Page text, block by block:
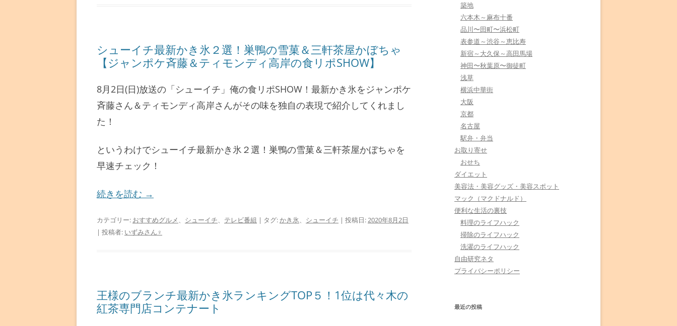
シューイチ最新かき氷２選！巣鴨の雪菓＆三軒茶屋かぼちゃ
【ジャンポケ斉藤＆ティモンディ高岸の食リポSHOW】
8月2日(日)放送の「シューイチ」俺の食リポSHOW！最新かき氷をジャンポケ
斉藤さん＆ティモンディ高岸さんがその味を独自の表現で紹介してくれまし
た！
というわけでシューイチ最新かき氷２選！巣鴨の雪菓＆三軒茶屋かぼちゃを
早速チェック！
続きを読む →
カテゴリー: おすすめグルメ、 シューイチ、 テレビ番組 | タグ:かき氷、 シューイチ | 投稿日:2020年8月2日
| 投稿者: いずみさん♀
王様のブランチ最新かき氷ランキングTOP５！1位は代々木の
紅茶専門店コンテナート
築地
六本木～麻布十番
品川〜田町〜浜松町
表参道～渋谷～恵比寿
新宿～大久保～高田馬場
神田〜秋葉原〜御徒町
浅草
横浜中華街
大阪
京都
名古屋
駅弁・弁当
お取り寄せ
おせち
ダイエット
美容法・美容グッズ・美容スポット
マック（マクドナルド）
便利な生活の裏技
料理のライフハック
掃除のライフハック
洗濯のライフハック
自由研究ネタ
プライバシーポリシー
最近の投稿